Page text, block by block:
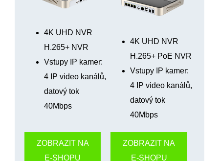
4K UHD NVR
H.265+ NVR
Vstupy IP kamer:
4 IP video kanálů,
datový tok
40Mbps
4K UHD NVR
H.265+ PoE NVR
Vstupy IP kamer:
4 IP video kanálů,
datový tok
40Mbps
ZOBRAZIT NA
E-SHOPU
ZOBRAZIT NA
E-SHOPU